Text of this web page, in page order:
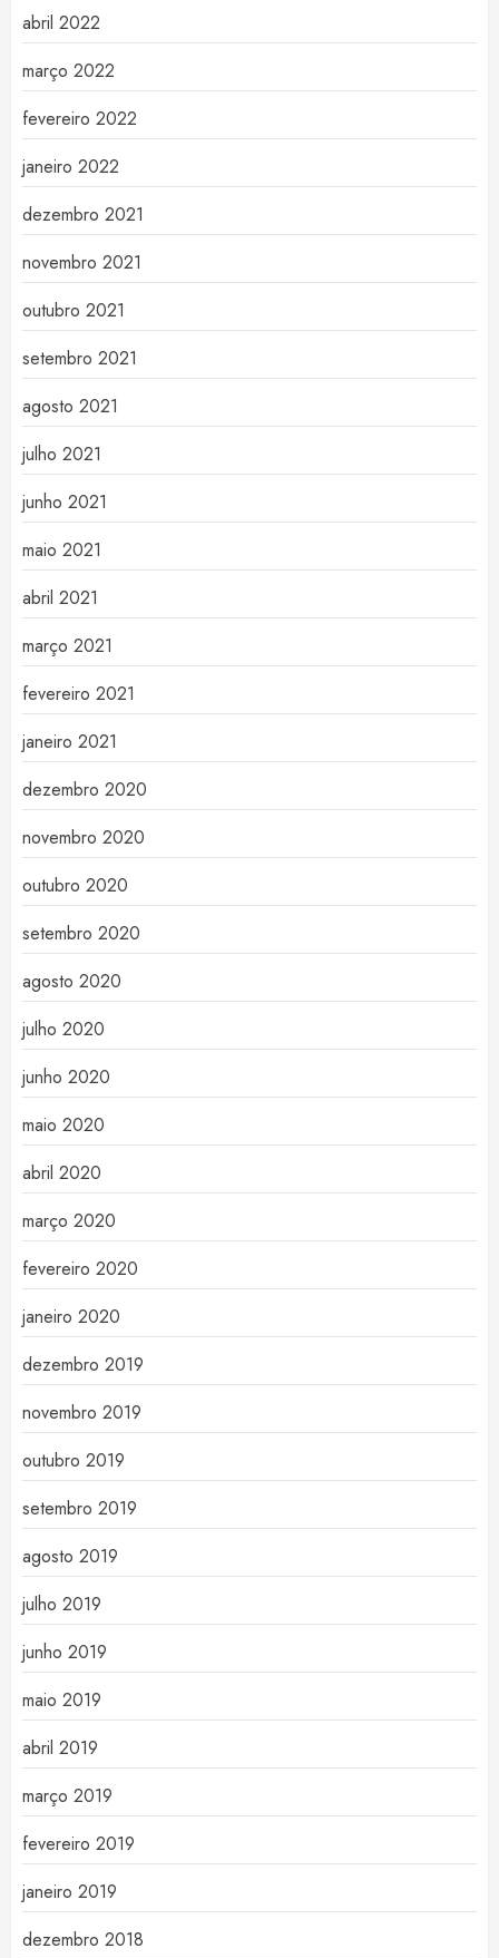
abril 2022
março 2022
fevereiro 2022
janeiro 2022
dezembro 2021
novembro 2021
outubro 2021
setembro 2021
agosto 2021
julho 2021
junho 2021
maio 2021
abril 2021
março 2021
fevereiro 2021
janeiro 2021
dezembro 2020
novembro 2020
outubro 2020
setembro 2020
agosto 2020
julho 2020
junho 2020
maio 2020
abril 2020
março 2020
fevereiro 2020
janeiro 2020
dezembro 2019
novembro 2019
outubro 2019
setembro 2019
agosto 2019
julho 2019
junho 2019
maio 2019
abril 2019
março 2019
fevereiro 2019
janeiro 2019
dezembro 2018